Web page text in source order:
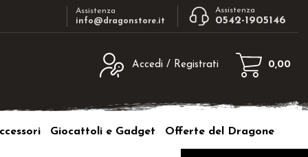
Assistenza
info@dragonstore.it
Assistenza
0542-1905146
Accedi / Registrati
e poi clicca sul
sito clicca sul pulsante "Registrati"
0,00
Giocattoli e Gadget Offerte del Dragone